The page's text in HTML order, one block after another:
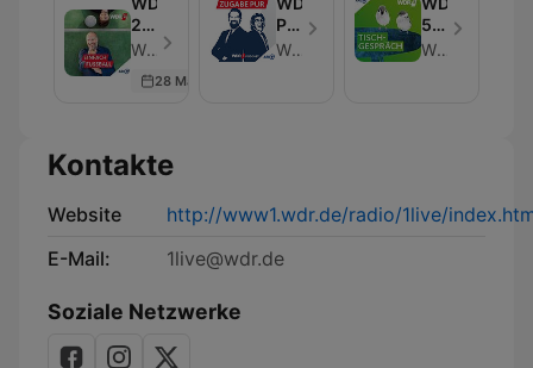
2
Einfach
WDR 2 - Folge 79
28 May 2026
Pur
- WDR 2
5
WDR 5
Kontakte
Website
http://www1.wdr.de/radio/1live/
E-Mail:
1live@wdr.de
Soziale Netzwerke